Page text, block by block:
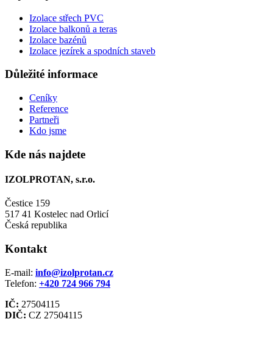
Izolace střech PVC
Izolace balkonů a teras
Izolace bazénů
Izolace jezírek a spodních staveb
Důležité informace
Ceníky
Reference
Partneři
Kdo jsme
Kde nás najdete
IZOLPROTAN, s.r.o.
Čestice 159
517 41 Kostelec nad Orlicí
Česká republika
Kontakt
E-mail: info@izolprotan.cz
Telefon: +420 724 966 794
IČ: 27504115
DIČ: CZ 27504115